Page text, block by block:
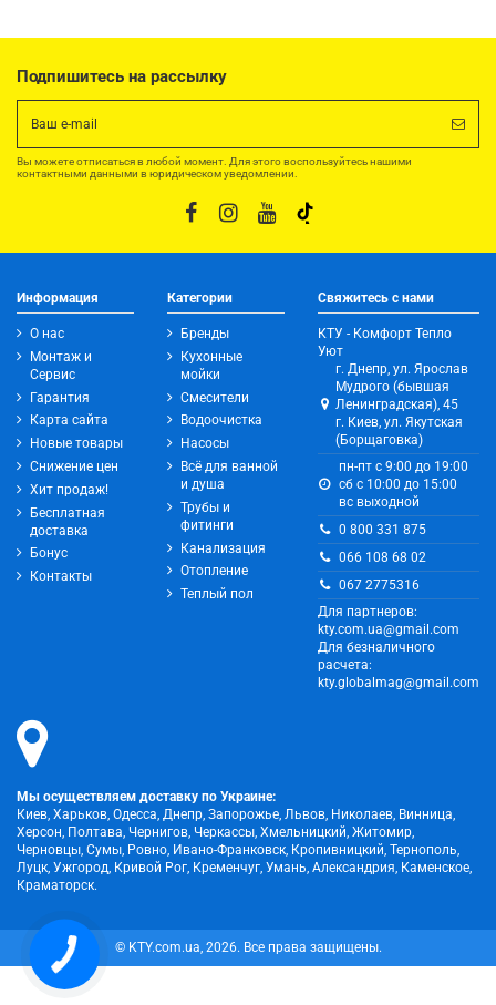
Подпишитесь на рассылку
Вы можете отписаться в любой момент. Для этого воспользуйтесь нашими
контактными данными в юридическом уведомлении.
Информация
О нас
Монтаж и
Сервис
Гарантия
Карта сайта
Новые товары
Снижение цен
Хит продаж!
Бесплатная
доставка
Бонус
Контакты
Категории
Бренды
Кухонные
мойки
Смесители
Водоочистка
Насосы
Всё для ванной
и душа
Трубы и
фитинги
Канализация
Отопление
Теплый пол
Свяжитесь с нами
КТУ - Комфорт Тепло
Уют
г. Днепр, ул. Ярослав
Мудрого (бывшая
Ленинградская), 45
г. Киев, ул. Якутская
(Борщаговка)
пн-пт с 9:00 до 19:00
сб с 10:00 до 15:00
вс выходной
0 800 331 875
066 108 68 02
067 2775316
Для партнеров:
kty.com.ua@gmail.com
Для безналичного
расчета:
kty.globalmag@gmail.com
Мы осуществляем доставку по Украине:
Киев, Харьков, Одесса, Днепр, Запорожье, Львов, Николаев, Винница,
Херсон, Полтава, Чернигов, Черкассы, Хмельницкий, Житомир,
Черновцы, Сумы, Ровно, Ивано-Франковск, Кропивницкий, Тернополь,
Луцк, Ужгород, Кривой Рог, Кременчуг, Умань, Александрия, Каменское,
Краматорск.
© KTY.com.ua, 2026. Все права защищены.